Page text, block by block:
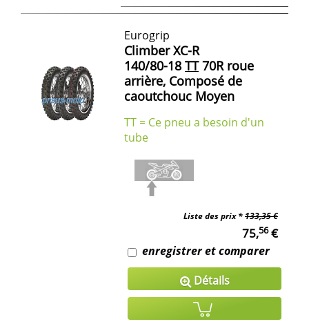
Eurogrip
Climber XC-R
140/80-18 TT70R roue
arrière, Composé de
caoutchouc Moyen
TT = Ce pneu a besoin d'un
tube
Liste des prix *133,35 €
75,56€
enregistrer et comparer
Détails